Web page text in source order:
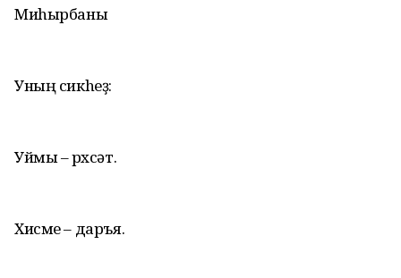
Миhырбаны
Уның сикhеҙ:
Уймы – рөхсәт.
Хисме – даръя.